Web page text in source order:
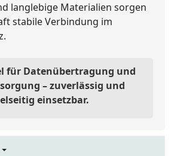
langlebige Materialien sorgen
stabile Verbindung im
für Datenübertragung und
– zuverlässig und
einsetzbar.